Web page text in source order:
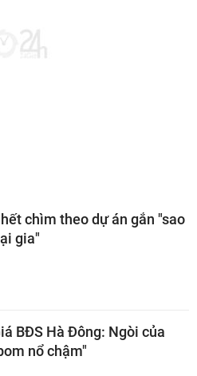
chìm theo dự án gắn "sao
gia"
BĐS Hà Đông: Ngòi của
nổ chậm"